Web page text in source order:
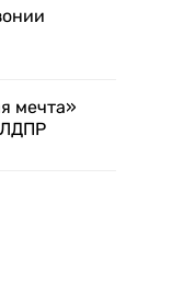
мечта»
ЛДПР